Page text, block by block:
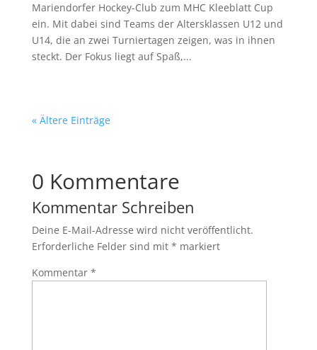
Mariendorfer Hockey-Club zum MHC Kleeblatt Cup
ein. Mit dabei sind Teams der Altersklassen U12 und
U14, die an zwei Turniertagen zeigen, was in ihnen
steckt. Der Fokus liegt auf Spaß,...
« Ältere Einträge
0 Kommentare
Kommentar Schreiben
Deine E-Mail-Adresse wird nicht veröffentlicht.
Erforderliche Felder sind mit * markiert
Kommentar *